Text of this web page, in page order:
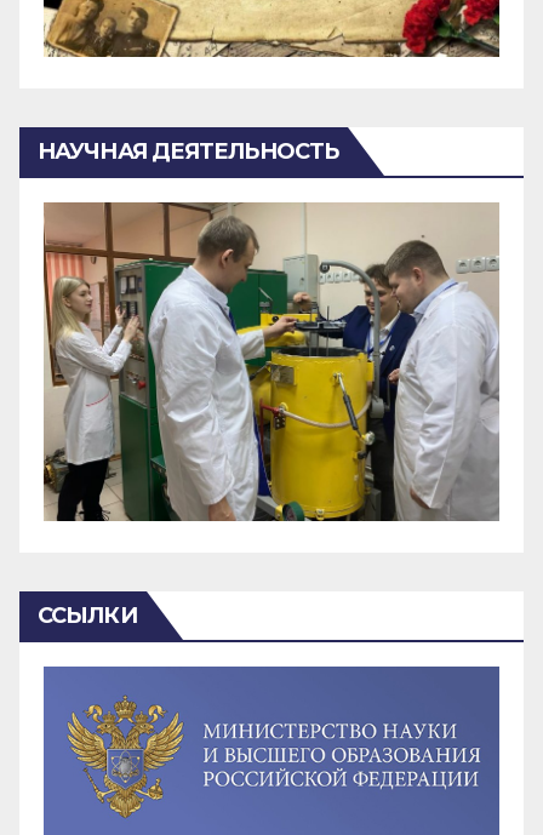
НАУЧНАЯ ДЕЯТЕЛЬНОСТЬ
ССЫЛКИ